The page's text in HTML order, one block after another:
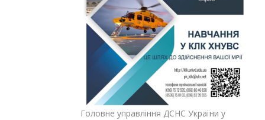
Головне управління ДСНС України у